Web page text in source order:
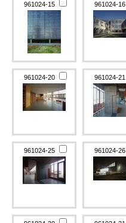
961024-15 961024-16
961024-20 961024-21
961024-25 961024-26